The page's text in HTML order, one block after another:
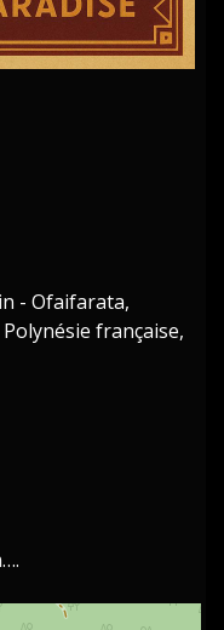
- Ofaifarata,
française,